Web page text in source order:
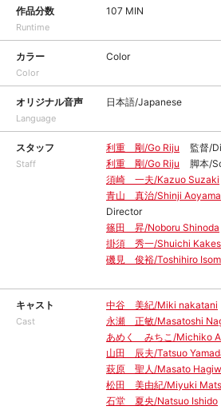
作品分数
Runtime
107 MIN
カラー
Color
Color
オリジナル音声
Language
日本語/Japanese
スタッフ
Staff
利重 剛/Go Riju
監督/
利重 剛/Go Riju
脚本/
須崎 一夫/Kazuo Suzaki
青山 真治/Shinji Aoyama
Director
篠田 昇/Noboru Shinoda
掛須 秀一/Shuichi
磯見 俊裕/Toshihiro
キャスト
Cast
中谷 美紀/Miki nakatani
永瀬 正敏/Masatoshi
あめく みちこ/Michiko
山田 辰夫/Tatsuo
萩原 聖人/Masato
松田 美由紀/Miyuki
石堂 夏央/Natsuo Ishido